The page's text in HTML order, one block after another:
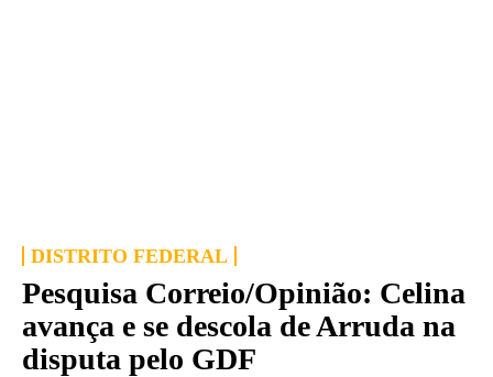
DISTRITO FEDERAL
Pesquisa Correio/Opinião: Celina
avança e se descola de Arruda na
disputa pelo GDF